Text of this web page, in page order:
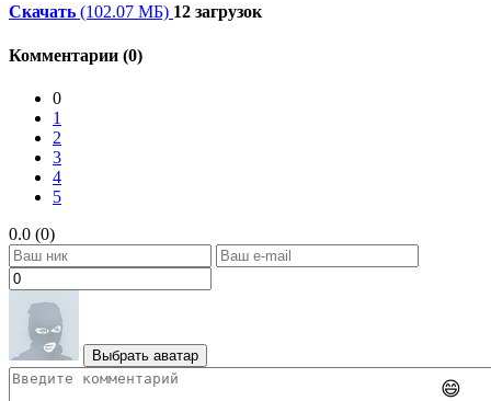
Скачать (102.07 МБ) 12 загрузок
Комментарии (0)
0
1
2
3
4
5
0.0 (0)
Выбрать аватар
😄